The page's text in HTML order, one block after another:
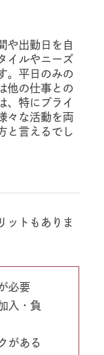
や出勤日を自
イルやニーズ
。平日のみの
他の仕事との
、特にプライ
々な活動を両
と言えるでし
ットもありま
必要
入・負
がある